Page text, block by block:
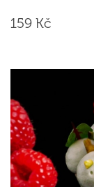
159 Kč